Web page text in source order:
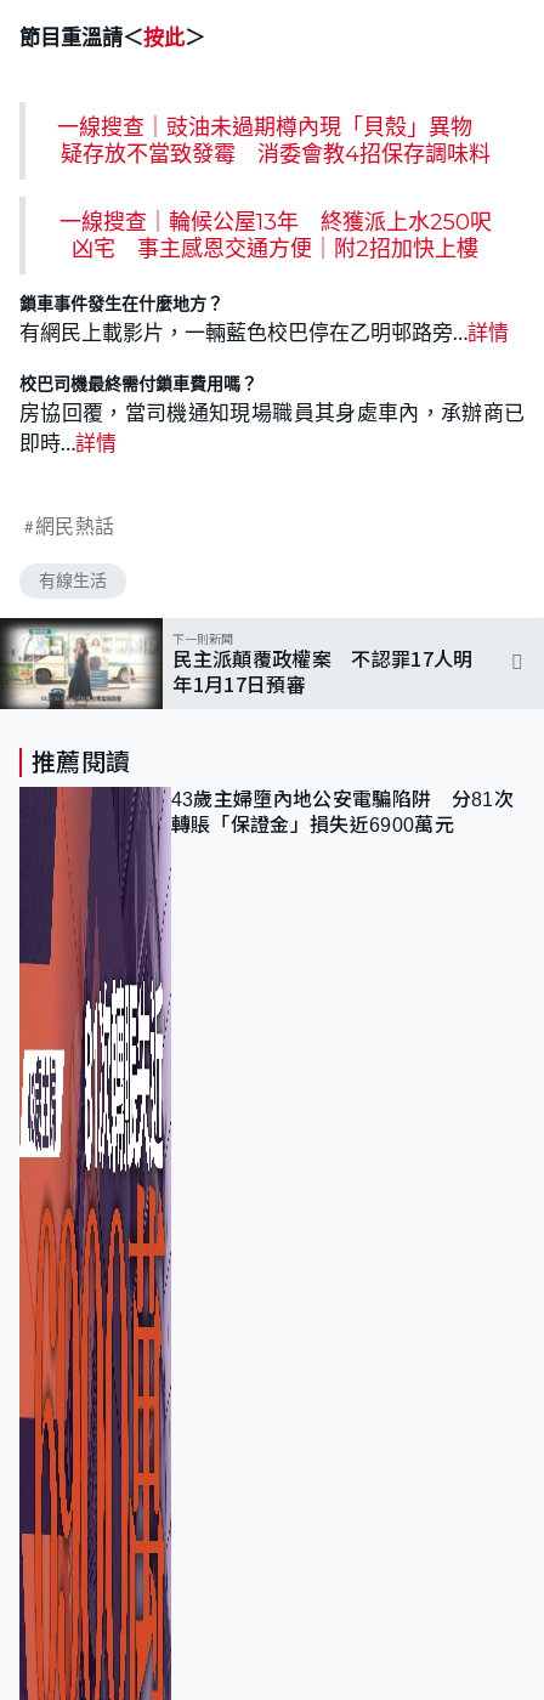
節目重溫請＜按此＞
一線搜查｜豉油未過期樽內現「貝殼」異物
疑存放不當致發霉 消委會教4招保存調味料
一線搜查｜輪候公屋13年 終獲派上水250呎
凶宅 事主感恩交通方便｜附2招加快上樓
鎖車事件發生在什麼地方？
有網民上載影片，一輛藍色校巴停在乙明邨路旁…詳情
校巴司機最終需付鎖車費用嗎？
房協回覆，當司機通知現場職員其身處車內，承辦商已
即時…詳情
網民熱話
有線生活
下一則新聞
民主派顛覆政權案 不認罪17人明
年1月17日預審
推薦閱讀
43歲主婦墮內地公安電騙陷阱 分81次
轉賬「保證金」損失近6900萬元